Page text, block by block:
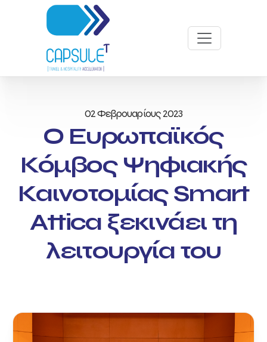
02 Φεβρουαρίους 2023
Ο Ευρωπαϊκός
Κόμβος Ψηφιακής
Καινοτομίας Smart
Attica ξεκινάει τη
λειτουργία του